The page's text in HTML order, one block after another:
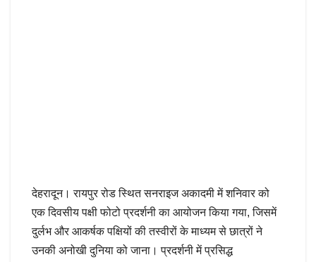
देहरादून। रायपुर रोड स्थित सनराइज अकादमी में शनिवार को
एक दिवसीय पक्षी फोटो प्रदर्शनी का आयोजन किया गया, जिसमें
दुर्लभ और आकर्षक पक्षियों की तस्वीरों के माध्यम से छात्रों ने
उनकी अनोखी दुनिया को जाना। प्रदर्शनी में प्रसिद्ध